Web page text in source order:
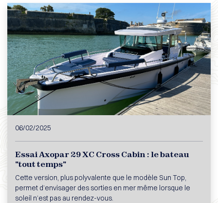
06/02/2025
Essai Axopar 29 XC Cross Cabin : le bateau
"tout temps"
Cette version, plus polyvalente que le modèle Sun Top,
permet d’envisager des sorties en mer même lorsque le
soleil n’est pas au rendez-vous.